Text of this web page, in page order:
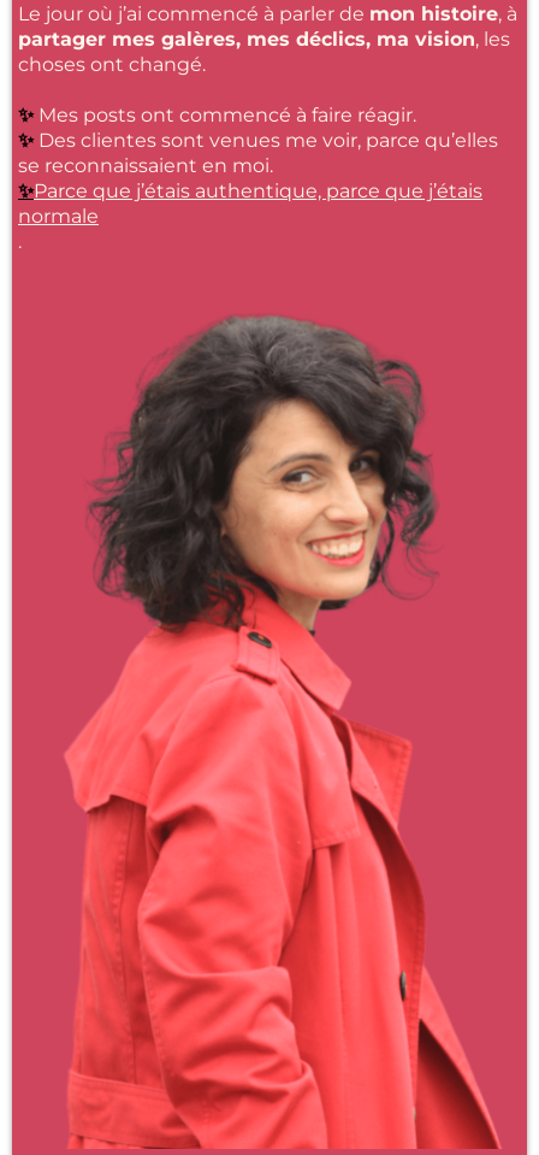
Le jour où j’ai commencé à parler de mon histoire, à
partager mes galères, mes déclics, ma vision, les
choses ont changé.
✨Mes posts ont commencé à faire réagir.
✨Des clientes sont venues me voir, parce qu’elles
se reconnaissaient en moi.
✨Parce que j’étais authentique, parce que j’étais
normale
.